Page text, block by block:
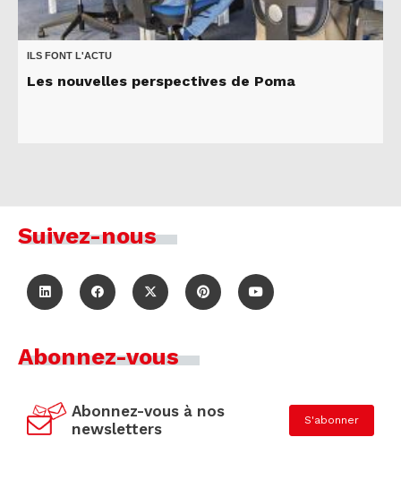
ILS FONT L'ACTU
Les nouvelles perspectives de Poma
Suivez-nous
Abonnez-vous
Abonnez-vous à nos
newsletters
S'abonner